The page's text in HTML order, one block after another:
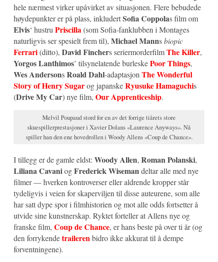
hele nærmest virker upåvirket av situasjonen. Flere bebudede
høydepunkter er på plass, inkludertSofia Coppolas film om
Elvis‘ hustru Priscilla(som Sofia-fanklubben i Montages
naturligvis ser spesielt frem til), Michael Mannsbiopic
Ferrari(ditto), David Finchers seriermorderfilmThe Killer,
Yorgos Lanthimos’ tilsynelatende burleskePoor Things,
Wes AndersonsRoald Dahl-adaptasjon The Wonderful
Story of Henry Sugarog japanskeRyusuke Hamaguchis
(Drive My Car) nye film, Our Apprenticeship.
Melvil Poupaud stord for en av det forrige tiårets store
skuespillerprestasjoner i Xavier Dolans «Laurence Anyways». Nå
spiller han den ene hovedrollen i Woody Allens «Coup de Chance».
I tillegg er de gamle eldst: Woody Allen, Roman Polanski,
Liliana CavaniogFrederick Wisemandeltar alle med nye
filmer — hverken kontroverser eller aldrende kropper står
tydeligvis i veien for skaperviljen til disse auteurene, som alle
har satt dype spor i filmhistorien og mot alle odds fortsetter å
utvide sine kunstnerskap. Ryktet forteller at Allens nye og
franske film, Coup de Chance, er hans beste på over ti år (og
den forrykendetrailerenbidro ikke akkurat til å dempe
forventningene).